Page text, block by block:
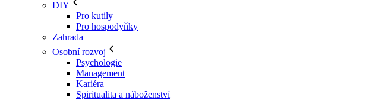
DIY
Pro kutily
Pro hospodyňky
Zahrada
Osobní rozvoj
Psychologie
Management
Kariéra
Spiritualita a náboženství